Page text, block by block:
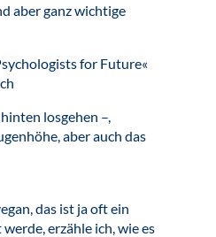
aber ganz wichtige
for Future«
losgehen –,
aber auch das
das ist ja oft ein
erzähle ich, wie es